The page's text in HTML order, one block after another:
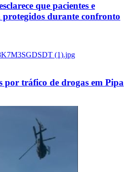
que pacientes e
durante confronto
por tráfico de drogas em Pipa